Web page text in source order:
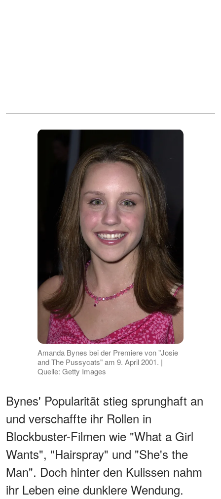
Amanda Bynes bei der Premiere von "Josie
and The Pussycats" am 9. April 2001. |
Quelle: Getty Images
Bynes' Popularität stieg sprunghaft an
und verschaffte ihr Rollen in
Blockbuster-Filmen wie "What a Girl
Wants", "Hairspray" und "She's the
Man". Doch hinter den Kulissen nahm
ihr Leben eine dunklere Wendung.